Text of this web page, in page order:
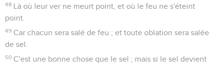
48 Là où leur ver ne meurt point, et où le feu ne s'éteint
point.
49 Car chacun sera salé de feu ; et toute oblation sera salée
de sel.
50 C'est une bonne chose que le sel ; mais si le sel devient